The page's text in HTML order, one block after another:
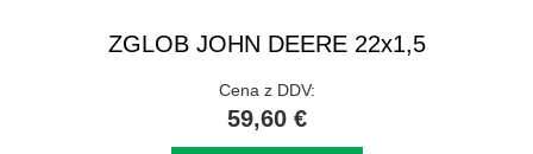
ZGLOB JOHN DEERE 22x1,5
Cena z DDV:
59,60 €